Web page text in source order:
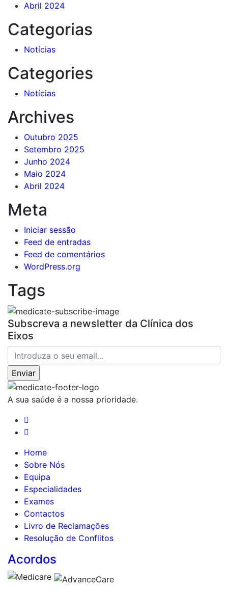
Abril 2024
Categorias
Notícias
Categories
Notícias
Archives
Outubro 2025
Setembro 2025
Junho 2024
Maio 2024
Abril 2024
Meta
Iniciar sessão
Feed de entradas
Feed de comentários
WordPress.org
Tags
Subscreva a newsletter da Clínica dos
Eixos
A sua saúde é a nossa prioridade.
Home
Sobre Nós
Equipa
Especialidades
Exames
Contactos
Livro de Reclamações
Resolução de Conflitos
Acordos